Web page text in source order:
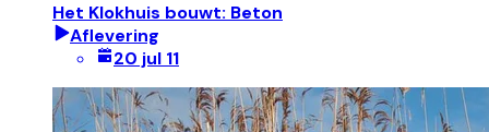
Het Klokhuis bouwt: Beton
Aflevering
20 jul 11